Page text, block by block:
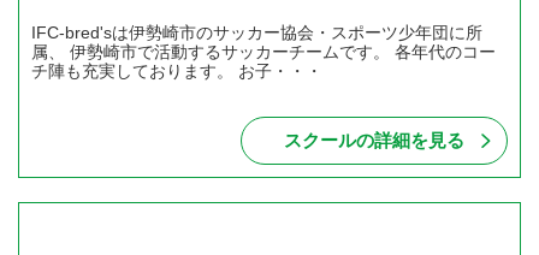
IFC-bred'sは伊勢崎市のサッカー協会・スポーツ少年団に所
属、 伊勢崎市で活動するサッカーチームです。 各年代のコー
チ陣も充実しております。 お子・・・
スクールの詳細を見る